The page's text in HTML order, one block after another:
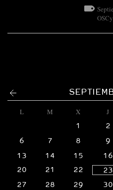
L M X J
1
2
6
7 8 9
13
14 15 16
20
21 22 23
27
28 29 30